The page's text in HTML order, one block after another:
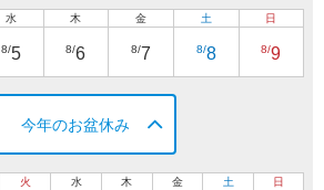
水
8/5
木
8/6
金
8/7
土
8/8
日
8/9
今年のお盆休み
火 水 木 金 土 日